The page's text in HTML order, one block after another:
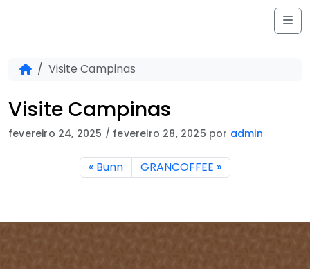
HomeVisite Campinas
Visite Campinas
fevereiro 24, 2025 / fevereiro 28, 2025 por admin
Bunn GRANCOFFEE